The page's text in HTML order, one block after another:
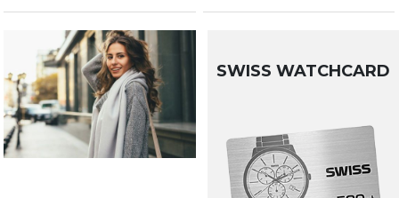
SWISS WATCHCARD